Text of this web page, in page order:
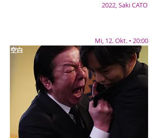
2022, Saki CATO
Mi, 12. Okt. • 20:00
空白